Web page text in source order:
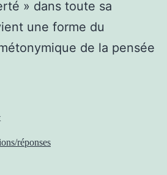
» dans toute sa
une forme du
de la pensée
réponses